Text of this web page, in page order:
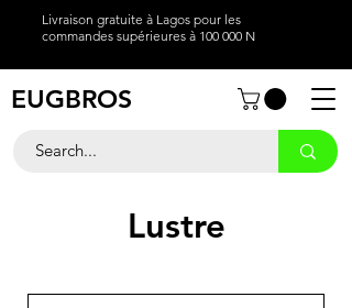
Livraison gratuite à Lagos pour les
commandes supérieures à 100 000 N
EUGBROS
Lustre